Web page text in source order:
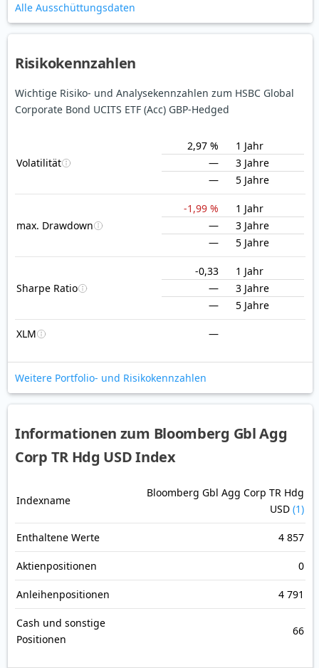
Alle Ausschüttungsdaten
Risikokennzahlen
Wichtige Risiko- und Analysekennzahlen zum HSBC Global
Corporate Bond UCITS ETF (Acc) GBP-Hedged
Volatilität
2,97 %
1 Jahr
—
3 Jahre
—
5 Jahre
max. Drawdown
-1,99 %
1 Jahr
—
3 Jahre
—
5 Jahre
Sharpe Ratio
-0,33
1 Jahr
—
3 Jahre
—
5 Jahre
XLM —
Weitere Portfolio- und Risikokennzahlen
Informationen zum Bloomberg Gbl Agg
Corp TR Hdg USD Index
Indexname
Bloomberg Gbl Agg Corp TR Hdg
USD (1)
Enthaltene Werte 4 857
Aktienpositionen 0
Anleihenpositionen 4 791
Cash und sonstige
Positionen
66